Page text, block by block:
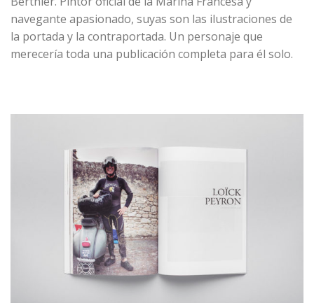
navegante apasionado, suyas son las ilustraciones de
la portada y la contraportada. Un personaje que
merecería toda una publicación completa para él solo.